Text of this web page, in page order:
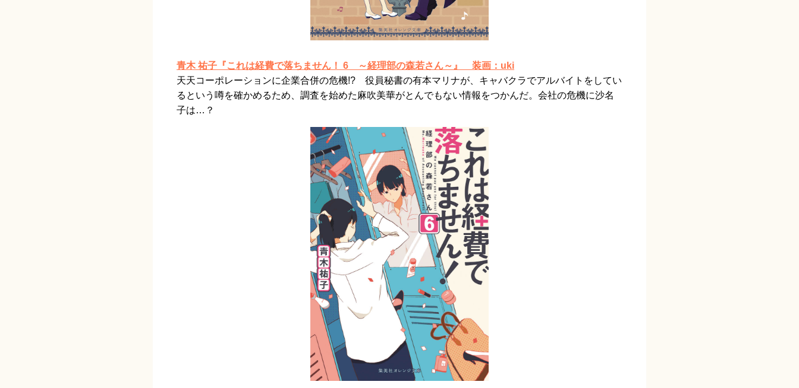
青木 祐子『これは経費で落ちません！ 6 ～経理部の森若さん～』
装画：uki
天天コーポレーションに企業合併の危機!? 役員秘書の有本マリナが、キャバクラでアルバイトをしてい
るという噂を確かめるため、調査を始めた麻吹美華がとんでもない情報をつかんだ。会社の危機に沙名
子は…？